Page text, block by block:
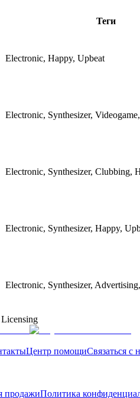
Теги
Electronic, Happy, Upbeat
Electronic, Synthesizer,
Electronic, Synthesizer, Clubbing,
Electronic, Synthesizer, Happy,
Electronic, Synthesizer,
Licensing
Центр помощиСвязаться с
продажиПолитика